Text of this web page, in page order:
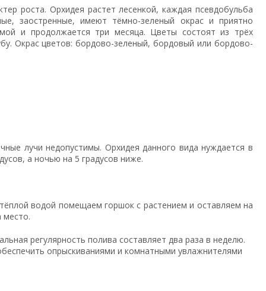
роста. Орхидея растет лесенкой, каждая псевдобульба
заостренные, имеют тёмно-зеленый окрас и приятно
и продолжается три месяца. Цветы состоят из трёх
Окрас цветов: бордово-зеленый, бордовый или бордово-
лучи недопустимы. Орхидея данного вида нуждается в
а ночью на 5 градусов ниже.
водой помещаем горшок с растением и оставляем на
место.
регулярность полива составляет два раза в неделю.
опрыскиваниями и комнатными увлажнителями